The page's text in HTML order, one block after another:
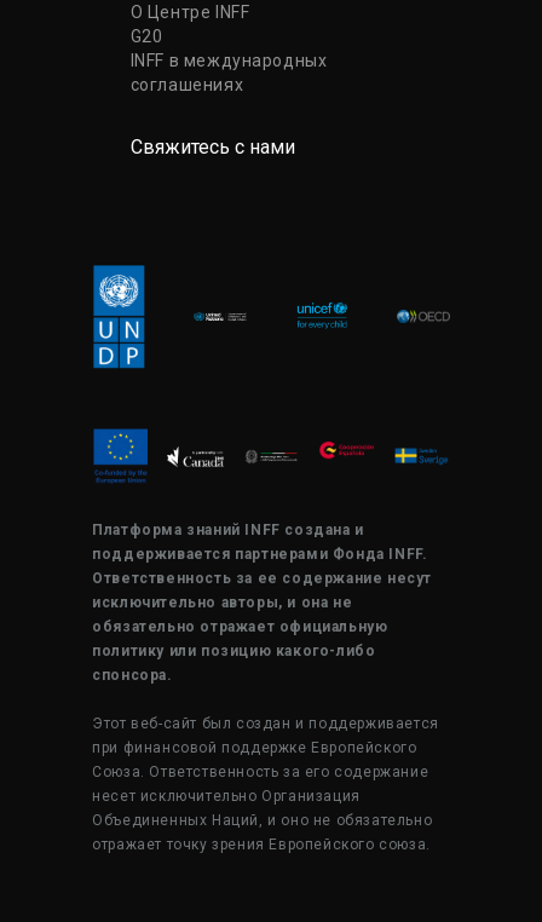
О Центре INFF
G20
INFF в международных
соглашениях
Свяжитесь с нами
Платформа знаний INFF создана и
поддерживается партнерами Фонда INFF.
Ответственность за ее содержание несут
исключительно авторы, и она не
обязательно отражает официальную
политику или позицию какого-либо
спонсора.
Этот веб-сайт был создан и поддерживается
при финансовой поддержке Европейского
Союза. Ответственность за его содержание
несет исключительно Организация
Объединенных Наций, и оно не обязательно
отражает точку зрения Европейского союза.